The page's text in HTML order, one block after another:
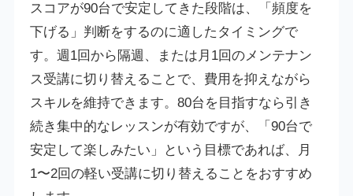
スコアが90台で安定してきた段階は、「頻度を
下げる」判断をするのに適したタイミングで
す。週1回から隔週、または月1回のメンテナン
ス受講に切り替えることで、費用を抑えながら
スキルを維持できます。80台を目指すなら引き
続き集中的なレッスンが有効ですが、「90台で
安定して楽しみたい」という目標であれば、月
1〜2回の軽い受講に切り替えることをおすすめ